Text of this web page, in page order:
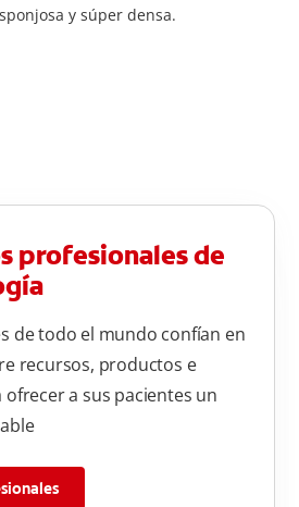
y súper densa.
profesionales de
de todo el mundo confían en
recursos, productos e
a sus pacientes un